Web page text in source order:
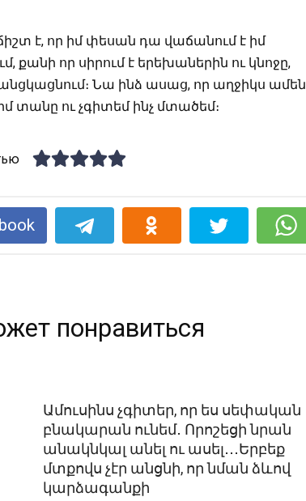
է, որ իմ փեսան դա վաճանում է իմ
քանի որ սիրում է երեխաներին ու կնոջը,
Նա ինձ ասաց, որ աղջիկս ամեն
տանը ու չգիտեմ ինչ մտածեմ։
понравиться
Ամուսինս չգիտեր, որ ես սեփական
բնակարան ունեմ․ Որոշեցի նրան
անակնկալ անել ու ասել․․․Երբեք
մտքովս չէր անցնի, որ նման ձևով
կարձագանքի